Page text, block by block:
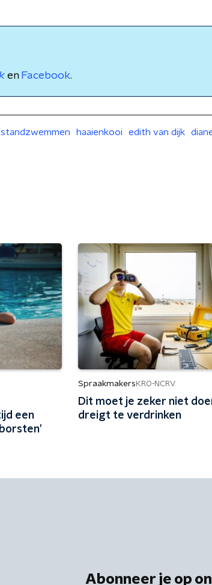
en Facebook.
haaienkooi edith van dijk
een
Spraakmakers KRO-NCRV
Dit moet je zeker niet
dreigt te verdrinken
Abonneer je op